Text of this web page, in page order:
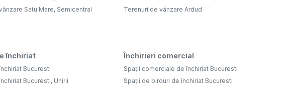
Satu Mare, Semicentral
Terenuri de vânzare Ardud
închiriat
Bucuresti
Bucuresti, Unirii
Închirieri comercial
Spații comerciale de închiriat Bucuresti
Spații de birouri de închiriat Bucuresti